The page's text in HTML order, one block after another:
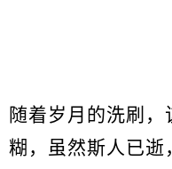
随着岁月的洗刷
糊，虽然斯人已逝